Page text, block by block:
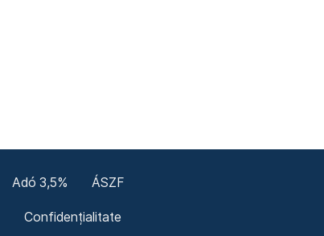
Adó 3,5% ÁSZF
Confidențialitate